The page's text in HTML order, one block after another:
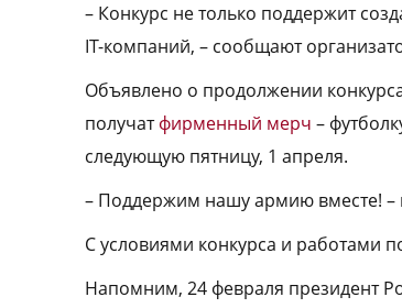
– Конкурс не только поддержит
IT-компаний, – сообщают
Объявлено о продолжении
получатфирменный мерч –
следующую пятницу, 1 апреля.
– Поддержим нашу армию вместе! –
С условиями конкурса и работами
Напомним, 24 февраля президент